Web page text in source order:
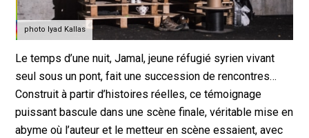
photo Iyad Kallas
Le temps d’une nuit, Jamal, jeune réfugié syrien vivant
seul sous un pont, fait une succession de rencontres…
Construit à partir d’histoires réelles, ce témoignage
puissant bascule dans une scène finale, véritable mise en
abyme où l’auteur et le metteur en scène essaient, avec